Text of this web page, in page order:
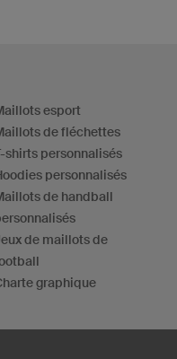
esport
de fléchettes
shirts personnalisés
personnalisés
de handball
de maillots de
graphique